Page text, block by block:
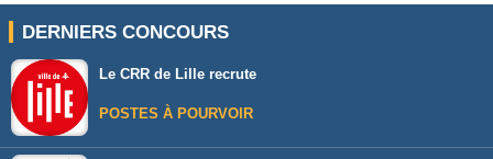
DERNIERS CONCOURS
Le CRR de Lille recrute
POSTES À POURVOIR